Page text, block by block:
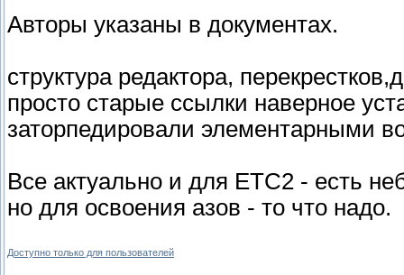
Авторы указаны в документах.
структура редактора,
просто старые ссылки наверное
заторпедировали элементарными
Все актуально и для ЕТС2 - есть
но для освоения азов - то что надо.
Доступно только для пользователей